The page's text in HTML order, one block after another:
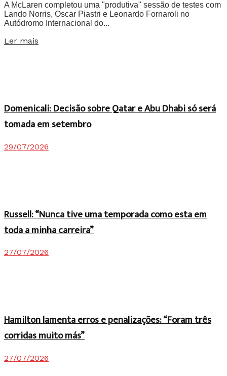
A McLaren completou uma "produtiva" sessão de testes com
Lando Norris, Oscar Piastri e Leonardo Fornaroli no
Autódromo Internacional do...
Ler mais
Domenicali: Decisão sobre Qatar e Abu Dhabi só será
tomada em setembro
29/07/2026
Russell: “Nunca tive uma temporada como esta em
toda a minha carreira”
27/07/2026
Hamilton lamenta erros e penalizações: “Foram três
corridas muito más”
27/07/2026